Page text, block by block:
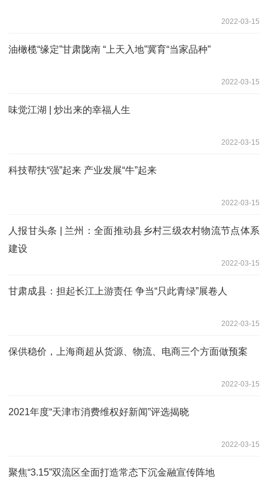
2022-03-15
油橄榄“缘定”甘肃陇南 “上天入地”冀育“当家品种”
2022-03-15
味觉江湖 | 炒出来的幸福人生
2022-03-15
科技帮扶“强”起来 产业发展“牛”起来
2022-03-15
人报甘头条 | 兰州：全面推动县乡村三级农村物流节点体系
建设
2022-03-15
甘肃成县：担起长江上游责任 争当“只此青绿”展卷人
2022-03-15
保供稳价，上海商超从货源、物流、电商三个方面做预案
2022-03-15
2021年度“天津市消费维权好新闻”评选揭晓
2022-03-15
聚焦“3.15”双流区全面打造常态下沉金融宣传阵地